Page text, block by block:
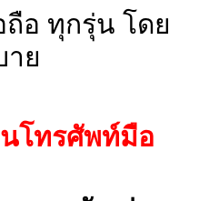
อ ทุกรุ่น โดย
าย
โทรศัพท์มือ